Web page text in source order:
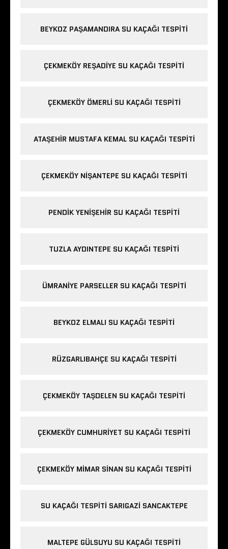
BEYKOZ PAŞAMANDIRA SU KAÇAĞI TESPITI
ÇEKMEKÖY REŞADIYE SU KAÇAĞI TESPITI
ÇEKMEKÖY ÖMERLI SU KAÇAĞI TESPITI
ATAŞEHIR MUSTAFA KEMAL SU KAÇAĞI TESPITI
ÇEKMEKÖY NIŞANTEPE SU KAÇAĞI TESPITI
PENDIK YENIŞEHIR SU KAÇAĞI TESPITI
TUZLA AYDINTEPE SU KAÇAĞI TESPITI
ÜMRANIYE PARSELLER SU KAÇAĞI TESPITI
BEYKOZ ELMALI SU KAÇAĞI TESPITI
RÜZGARLIBAHÇE SU KAÇAĞI TESPITI
ÇEKMEKÖY TAŞDELEN SU KAÇAĞI TESPITI
ÇEKMEKÖY CUMHURIYET SU KAÇAĞI TESPITI
ÇEKMEKÖY MIMAR SINAN SU KAÇAĞI TESPITI
SU KAÇAĞI TESPITI SARIGAZI SANCAKTEPE
MALTEPE GÜLSUYU SU KAÇAĞI TESPITI